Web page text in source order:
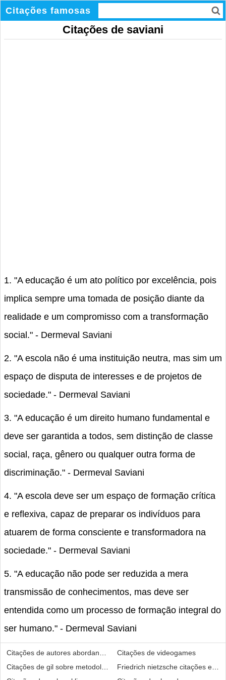
Citações famosas
Citações de saviani
1. "A educação é um ato político por excelência, pois
implica sempre uma tomada de posição diante da
realidade e um compromisso com a transformação
social." - Dermeval Saviani
2. "A escola não é uma instituição neutra, mas sim um
espaço de disputa de interesses e de projetos de
sociedade." - Dermeval Saviani
3. "A educação é um direito humano fundamental e
deve ser garantida a todos, sem distinção de classe
social, raça, gênero ou qualquer outra forma de
discriminação." - Dermeval Saviani
4. "A escola deve ser um espaço de formação crítica
e reflexiva, capaz de preparar os indivíduos para
atuarem de forma consciente e transformadora na
sociedade." - Dermeval Saviani
5. "A educação não pode ser reduzida a mera
transmissão de conhecimentos, mas deve ser
entendida como um processo de formação integral do
ser humano." - Dermeval Saviani
Citações de autores abordando estudo de caso
Citações de gil sobre metodologia da pesquisa cientifica
Citações de videogames
Friedrich nietzsche citações e